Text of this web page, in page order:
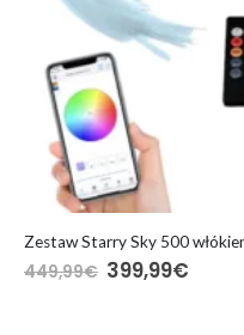
Zestaw Starry Sky 500
449,99€ Pierwotna
cena
399,99€